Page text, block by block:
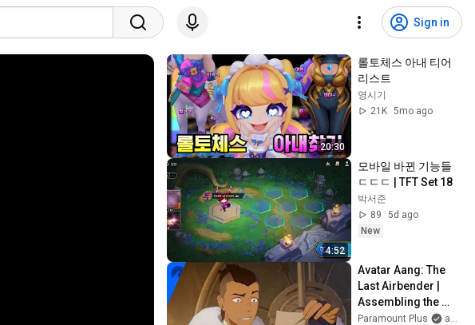
Sign in
20:30
롤토체스 아내 티어
리스트
영시기
21K 5mo ago
4:52
모바일 바뀐 기능들
ㄷㄷㄷ | TFT Set 18
박서준
89
5d ago
New
Avatar Aang: The
Last Airbender |
Assembling the
Gaang |
Paramount Plus
and Avatar Legends